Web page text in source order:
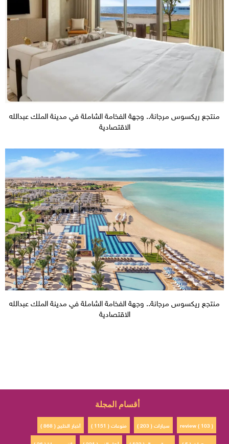
منتجع ريكسوس مرجانة.. وجهة الفخامة الشاملة في مدينة الملك عبدالله
الاقتصادية
منتجع ريكسوس مرجانة.. وجهة الفخامة الشاملة في مدينة الملك عبدالله
الاقتصادية
أقسام المجلة
أخبار الخليج ( 868 ) منوعات ( 1151 ) سيارات ( 203 )
review ( 103 )